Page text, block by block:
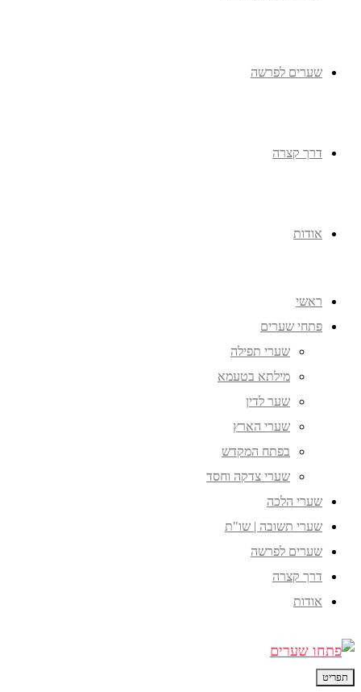
שערים לפרשה
דרך קצרה
אודות
ראשי
פתחי שערים
שערי תפילה
מילתא בטעמא
שער לדין
שערי הארץ
בפתח המקדש
שערי צדקה וחסד
שערי הלכה
שערי תשובה | שו"ת
שערים לפרשה
דרך קצרה
אודות
תפריט